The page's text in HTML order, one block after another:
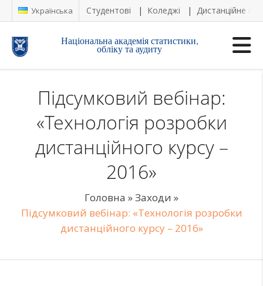
Українська Студентові Коледжі Дистанційне
Національна академія статистики,
обліку та аудиту
Підсумковий вебінар:
«Технологія розробки
дистанційного курсу –
2016»
Головна »Заходи »
Підсумковий вебінар: «Технологія розробки
дистанційного курсу – 2016»